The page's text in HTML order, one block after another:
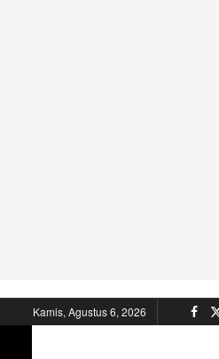
Kamis, Agustus 6, 2026